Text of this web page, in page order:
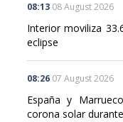
08:13 08 August 2026
Interior moviliza
eclipse
08:26 07 August 2026
España y
corona solar